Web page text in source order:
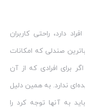
دارد، راحتی کاربران
صندلی که امکانات
برای افرادی که از آن
ندارد. به همین دلیل
به آنها توجه کرد را